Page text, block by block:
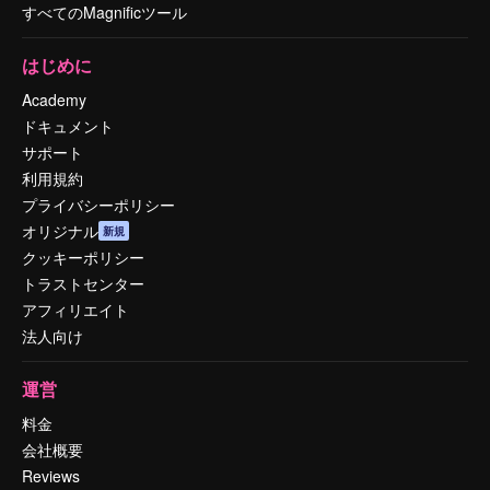
すべてのMagnificツール
はじめに
Academy
ドキュメント
サポート
利用規約
プライバシーポリシー
オリジナル 新規
クッキーポリシー
トラストセンター
アフィリエイト
法人向け
運営
料金
会社概要
Reviews